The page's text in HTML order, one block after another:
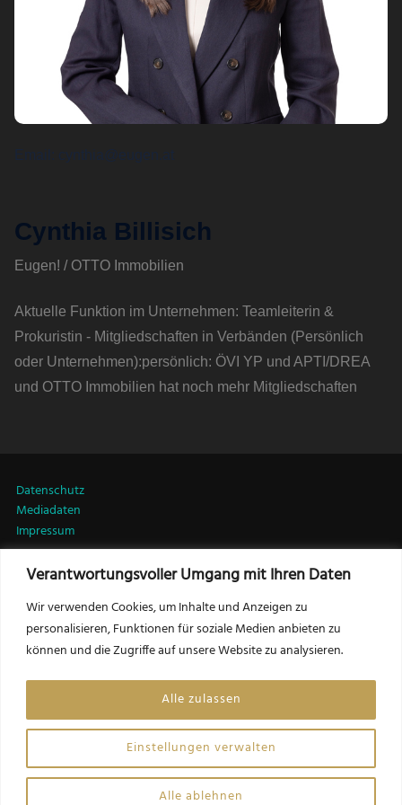
Verantwortungsvoller Umgang mit Ihren Daten
Wir verwenden Cookies, um Inhalte und Anzeigen zu
personalisieren, Funktionen für soziale Medien anbieten zu
können und die Zugriffe auf unsere Website zu analysieren.
Einstellungen verwalten
Alle ablehnen
Alle zulassen
Cynthia Billisich
Eugen! / OTTO Immobilien
Aktuelle Funktion im Unternehmen: Teamleiterin &
Prokuristin - Mitgliedschaften in Verbänden (Persönlich
oder Unternehmen):persönlich: ÖVI YP und APTI/DREA
und OTTO Immobilien hat noch mehr Mitgliedschaften
Datenschutz
Mediadaten
Impressum
LinkedIn
Friedrich Csörgits, MSc MRICS
Herausgeber LEADERSNET Immobilien
f.csoergits@leadersnet.com
Website by Opinion Leaders Network GmbH